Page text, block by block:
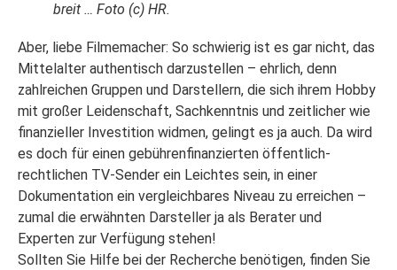
breit … Foto (c) HR.
Aber, liebe Filmemacher: So schwierig ist es gar nicht, das
Mittelalter authentisch darzustellen – ehrlich, denn
zahlreichen Gruppen und Darstellern, die sich ihrem Hobby
mit großer Leidenschaft, Sachkenntnis und zeitlicher wie
finanzieller Investition widmen, gelingt es ja auch. Da wird
es doch für einen gebührenfinanzierten öffentlich-
rechtlichen TV-Sender ein Leichtes sein, in einer
Dokumentation ein vergleichbares Niveau zu erreichen –
zumal die erwähnten Darsteller ja als Berater und
Experten zur Verfügung stehen!
Sollten Sie Hilfe bei der Recherche benötigen, finden Sie